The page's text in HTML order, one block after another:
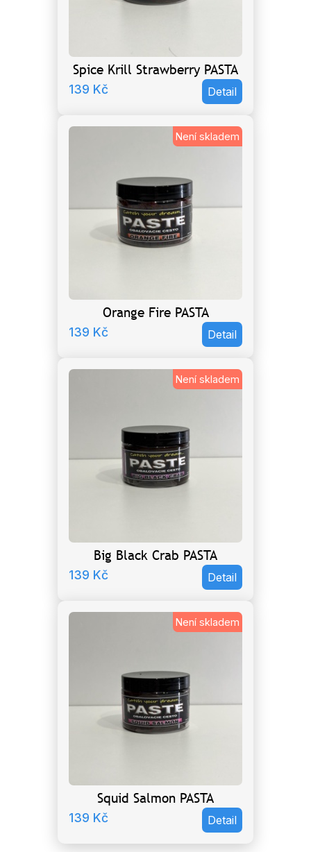
Spice Krill Strawberry PASTA
139 Kč Detail
Není skladem
Orange Fire PASTA
139 Kč Detail
Není skladem
Big Black Crab PASTA
139 Kč Detail
Není skladem
Squid Salmon PASTA
139 Kč Detail